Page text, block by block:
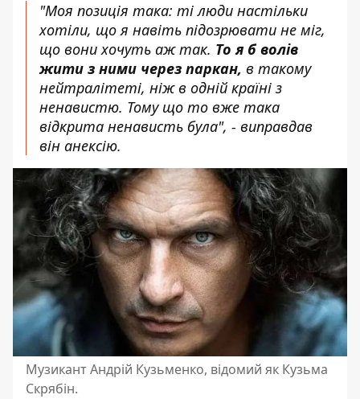
"Моя позиція така: ті люди настільки
хотіли, що я навіть підозрювати не міг,
що вони хочуть аж так. То я б волів
жити з ними через паркан, в такому
нейтралітеті, ніж в одній країні з
ненавистю. Тому що то вже така
відкрита ненависть була", - виправдав
він анексію.
Музикант Андрій Кузьменко, відомий як Кузьма
Скрябін.